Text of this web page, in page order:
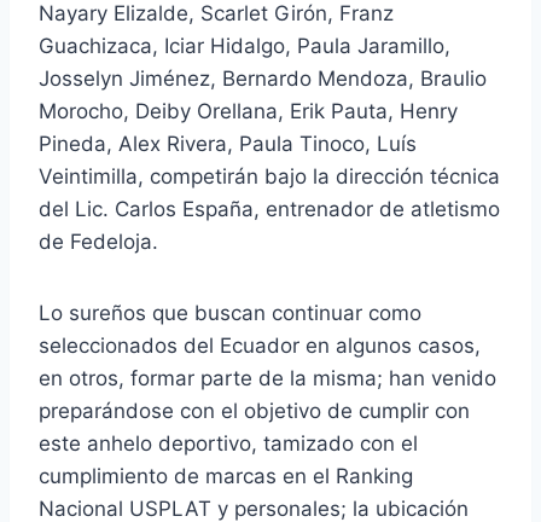
Nayary Elizalde, Scarlet Girón, Franz
Guachizaca, Iciar Hidalgo, Paula Jaramillo,
Josselyn Jiménez, Bernardo Mendoza, Braulio
Morocho, Deiby Orellana, Erik Pauta, Henry
Pineda, Alex Rivera, Paula Tinoco, Luís
Veintimilla, competirán bajo la dirección técnica
del Lic. Carlos España, entrenador de atletismo
de Fedeloja.
Lo sureños que buscan continuar como
seleccionados del Ecuador en algunos casos,
en otros, formar parte de la misma; han venido
preparándose con el objetivo de cumplir con
este anhelo deportivo, tamizado con el
cumplimiento de marcas en el Ranking
Nacional USPLAT y personales; la ubicación